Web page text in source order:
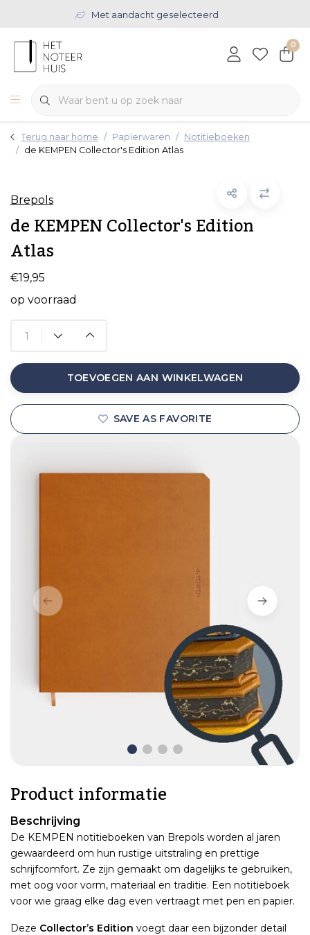
Met aandacht geselecteerd
0
Terug naar home Papierwaren
Notitieboeken
de KEMPEN Collector's Edition Atlas
Brepols
de KEMPEN Collector's Edition
Atlas
€19,95
op voorraad
TOEVOEGEN AAN WINKELWAGEN
SAVE AS FAVORITE
Product informatie
Beschrijving
De KEMPEN notitieboeken van Brepols worden al jaren
gewaardeerd om hun rustige uitstraling en prettige
schrijfcomfort. Ze zijn gemaakt om dagelijks te gebruiken,
met oog voor vorm, materiaal en traditie. Een notitieboek
voor wie graag elke dag even vertraagt met pen en papier.
Deze Collector’s Edition voegt daar een bijzonder detail